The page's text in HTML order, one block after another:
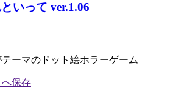
いって ver.1.06
ーマのドット絵ホラーゲーム